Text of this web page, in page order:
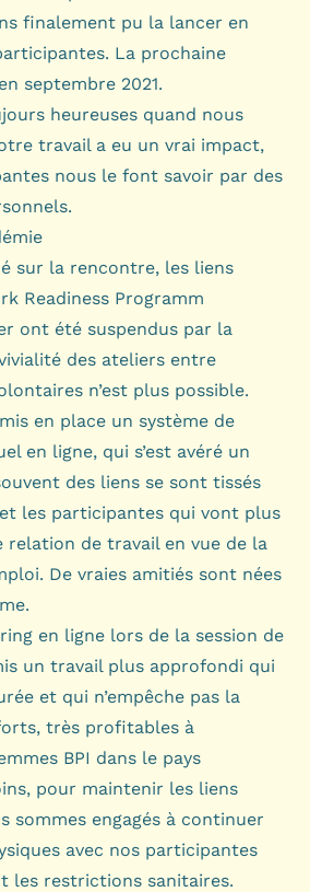
finalement pu la lancer en
La prochaine
septembre 2021.
heureuses quand nous
travail a eu un vrai impact,
nous le font savoir par des
sur la rencontre, les liens
Readiness Programm
ont été suspendus par la
des ateliers entre
n’est plus possible.
en place un système de
en ligne, qui s’est avéré un
des liens se sont tissés
les participantes qui vont plus
relation de travail en vue de la
De vraies amitiés sont nées
en ligne lors de la session de
un travail plus approfondi qui
et qui n’empêche pas la
très profitables à
BPI dans le pays
pour maintenir les liens
sommes engagés à continuer
avec nos participantes
les restrictions sanitaires.